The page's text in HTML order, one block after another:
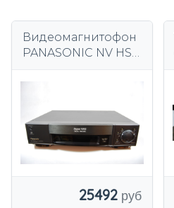
Видеомагнитофон
PANASONIC NV HS
S-VHS
25492